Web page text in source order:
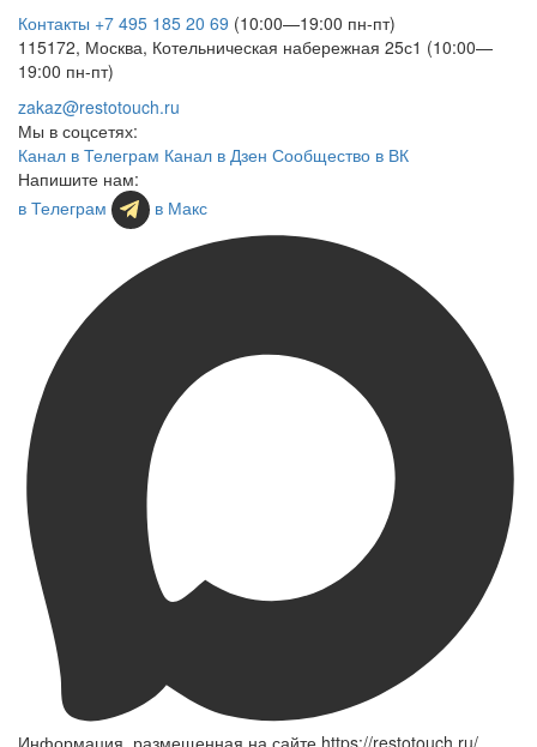
Контакты +7 495 185 20 69 (10:00—19:00 пн-пт)
115172, Москва, Котельническая набережная 25с1 (10:00—
19:00 пн-пт)
zakaz@restotouch.ru
Мы в соцсетях:
Канал в Телеграм Канал в Дзен Сообщество в ВК
Напишите нам:
в Телеграм
в Макс
Информация, размещенная на сайте https://restotouch.ru/